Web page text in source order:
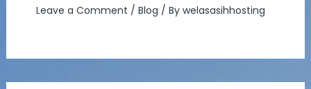
Leave a Comment / Blog / By welasasihhosting